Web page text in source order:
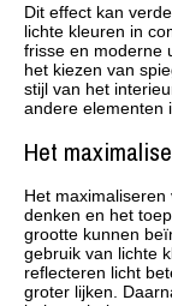
Dit effect kan
lichte kleuren in
frisse en moderne
het kiezen van
stijl van het
andere elementen
Het
Het
denken en het
grootte kunnen
gebruik van lichte
reflecteren licht
groter lijken.